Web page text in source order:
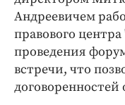
Андреевичем
правового
проведения
встречи, что
договоренностей